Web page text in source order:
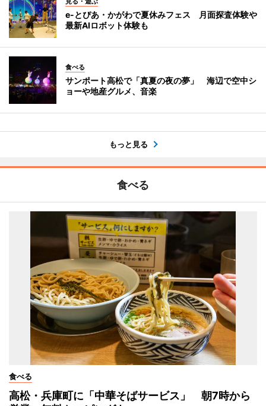
e-とぴあ・かがわで夏休みフェス 月面探査体験や
最新AIロボット体験も
食べる
サンポート高松で「真夏の夜の夢」 海辺で空中シ
ョーや地産グルメ、音楽
もっと見る
食べる
食べる
高松・兵庫町に「中華そばサービス」 朝7時から